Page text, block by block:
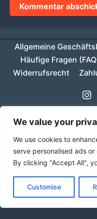
We value your
We use cookies to
serve personalised ads
By clicking "Accept All",
Customise
Ab einem
innerhalb
Allgemeine
Häufige Fragen
Widerrufsrecht